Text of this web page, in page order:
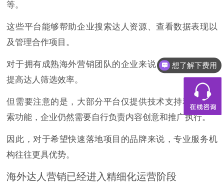
等。
这些平台能够帮助企业搜索达人资源、查看数据表现以
及管理合作项目。
对于拥有成熟海外营销团队的企业来说，这类工具能够
提高达人筛选效率。
但需要注意的是，大部分平台仅提供技术支持和资源检
索功能，企业仍然需要自行负责内容创意和推广执行。
因此，对于希望快速落地项目的品牌来说，专业服务机
构往往更具优势。
海外达人营销已经进入精细化运营阶段
想了解下费用